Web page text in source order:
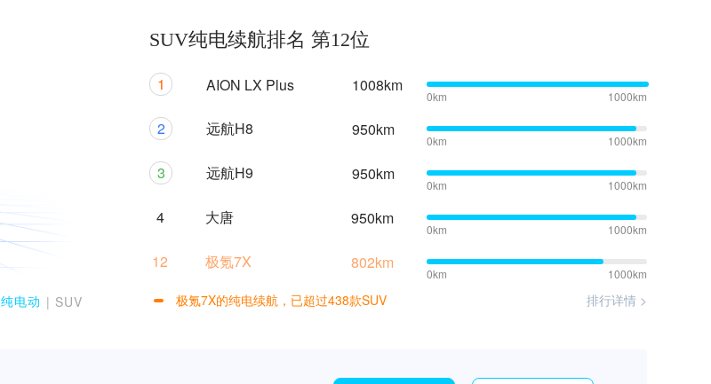
纯电动 | SUV
SUV纯电续航排名 第12位
1 AION LX Plus 1008km
0km 1000km
2 远航H8 950km
0km 1000km
3 远航H9 950km
0km 1000km
4 大唐 950km
0km 1000km
12 极氪7X 802km
0km 1000km
极氪7X的纯电续航，已超过438款SUV 排行详情 >